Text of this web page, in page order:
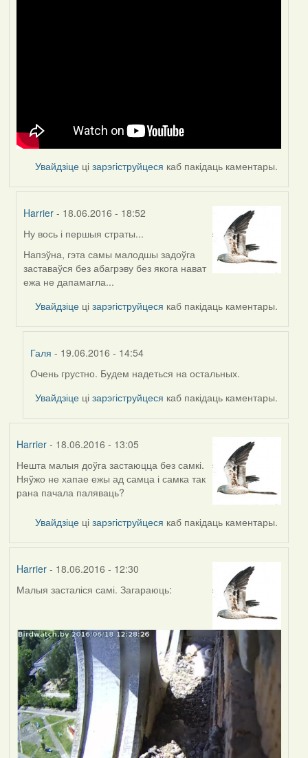
Увайдзіце цізарэгіструйцеся каб пакідаць каментары.
Harrier - 18.06.2016 - 18:52
In
reply
to
by
Ну вось і першыя страты...
Напэўна, гэта самы малодшы задоўга
заставаўся без абагрэву без якога нават
ежа не дапамагла...
Увайдзіце цізарэгіструйцеся каб пакідаць каментары.
Галя - 19.06.2016 - 14:54
In
reply
by
Очень грустно. Будем надеться на остальных.
Увайдзіце цізарэгіструйцеся каб пакідаць каментары.
Harrier- 18.06.2016 - 13:05
Нешта малыя доўга застаюцца без самкі.
Няўжо не хапае ежы ад самца і самка так
рана пачала паляваць?
Увайдзіце цізарэгіструйцеся каб пакідаць каментары.
Harrier- 18.06.2016 - 12:30
Малыя засталіся самі. Загараюць: